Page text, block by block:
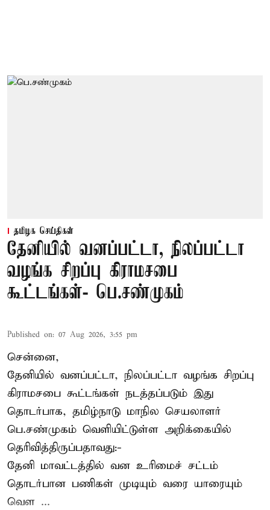
தமிழக செய்திகள்
தேனியில் வனப்பட்டா, நிலப்பட்டா
வழங்க சிறப்பு கிராமசபை
கூட்டங்கள்- பெ.சண்முகம்
Published on: 07 Aug 2026, 3:55 pm
சென்னை,
தேனியில் வனப்பட்டா, நிலப்பட்டா வழங்க சிறப்பு
கிராமசபை கூட்டங்கள் நடத்தப்படும் இது
தொடர்பாக, தமிழ்நாடு மாநில செயலாளர்
பெ.சண்முகம் வெளியிட்டுள்ள அறிக்கையில்
தெரிவித்திருப்பதாவது:-
தேனி மாவட்டத்தில் வன உரிமைச் சட்டம்
தொடர்பான பணிகள் முடியும் வரை யாரையும்
வெள ...